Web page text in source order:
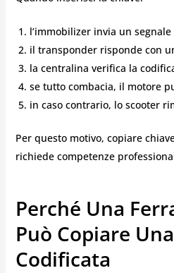
l’immobilizer invia un
il transponder risponde con
la centralina verifica la
se tutto combacia, il motore
in caso contrario, lo scooter
Per questo motivo, copiare
richiede competenze
Perché Una
Può Copiare
Codificata